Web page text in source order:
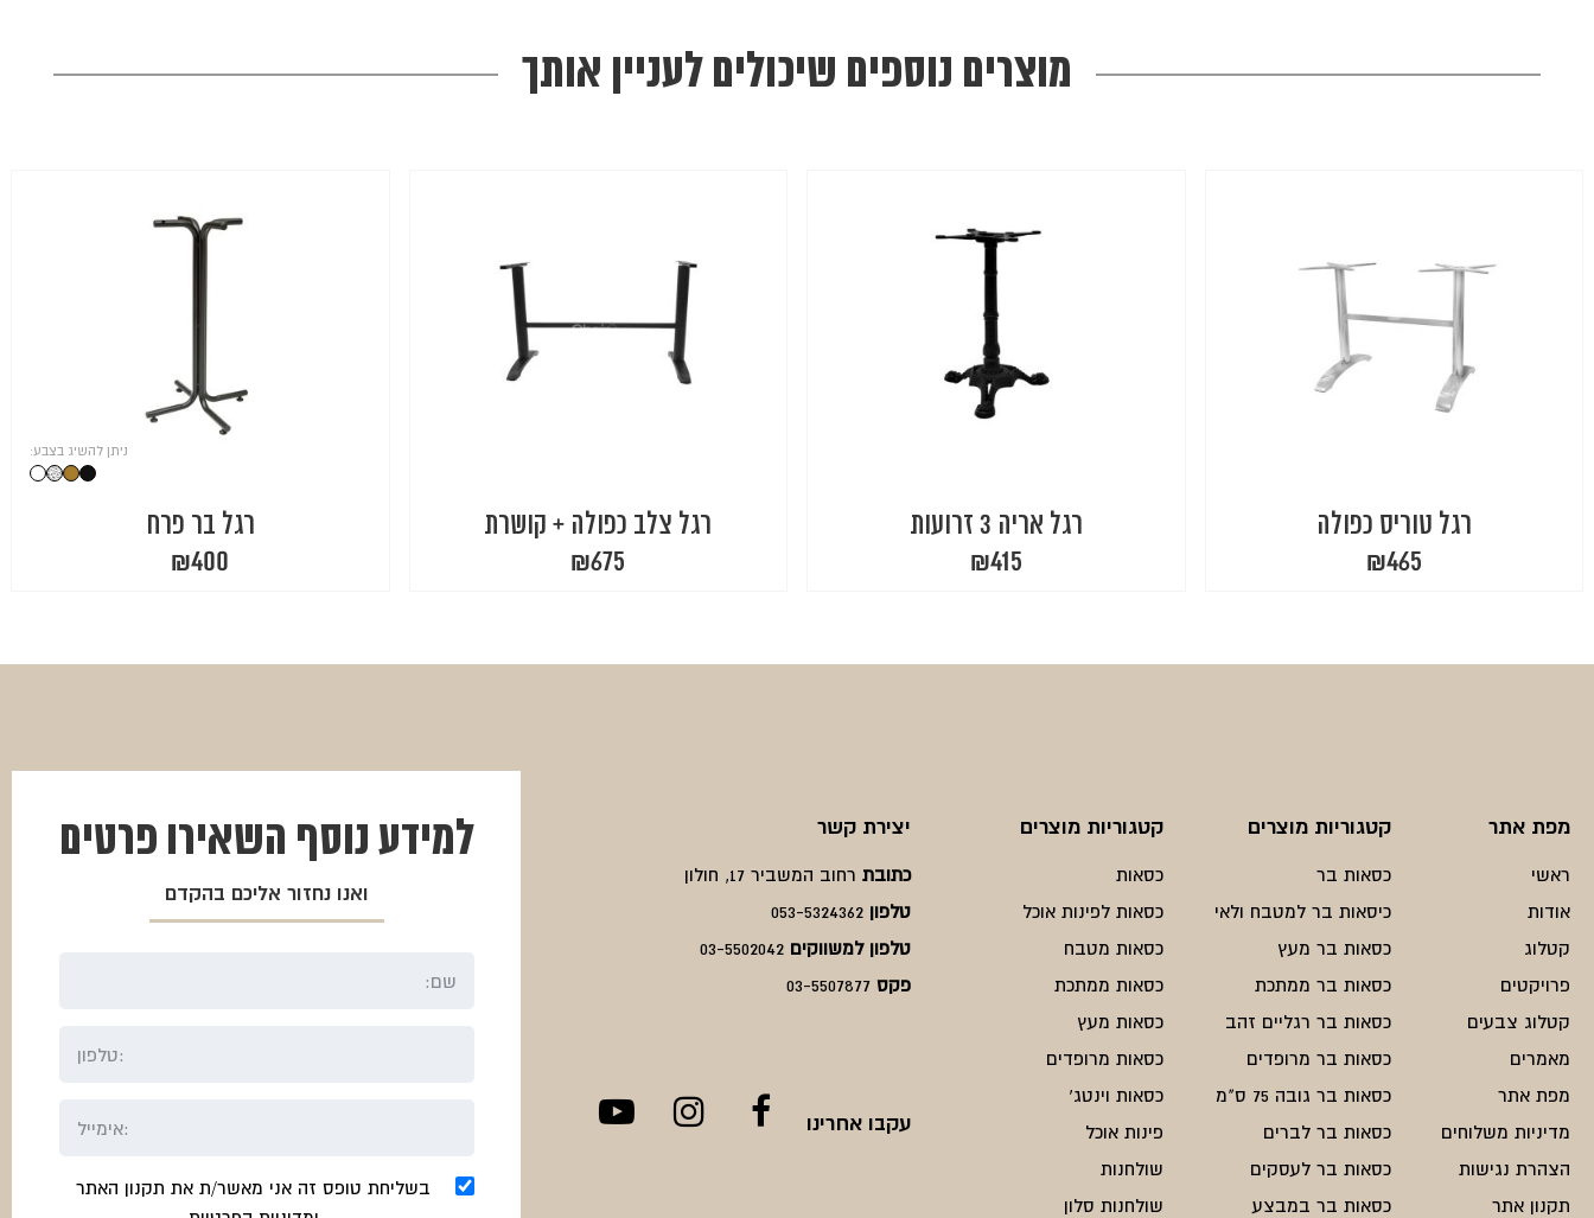
מוצרים נוספים שיכולים לעניין אותך
רגל טוריס כפולה
₪465
רגל אריה 3 זרועות
₪415
רגל צלב כפולה + קושרת
₪675
ניתן להשיג בצבע:
רגל בר פרח
₪400
מפת אתר
ראשי
אודות
קטלוג
פרויקטים
קטלוג צבעים
מאמרים
מפת אתר
מדיניות משלוחים
הצהרת נגישות
תקנון אתר
קטגוריות מוצרים
כסאות בר
כיסאות בר למטבח ולאי
כסאות בר מעץ
כסאות בר ממתכת
כסאות בר רגליים זהב
כסאות בר מרופדים
כסאות בר גובה 75 ס"מ
כסאות בר לברים
כסאות בר לעסקים
כסאות בר במבצע
קטגוריות מוצרים
כסאות
כסאות לפינות אוכל
כסאות מטבח
כסאות ממתכת
כסאות מעץ
כסאות מרופדים
כסאות וינטג'
פינות אוכל
שולחנות
שולחנות סלון
יצירת קשר
כתובת רחוב המשביר 17, חולון
טלפון 053-5324362
טלפון למשווקים 03-5502042
פקס03-5507877
עקבו אחרינו
למידע נוסף השאירו פרטים
ואנו נחזור אליכם בהקדם
בשליחת טופס זה אני מאשר/ת את תקנון האתר